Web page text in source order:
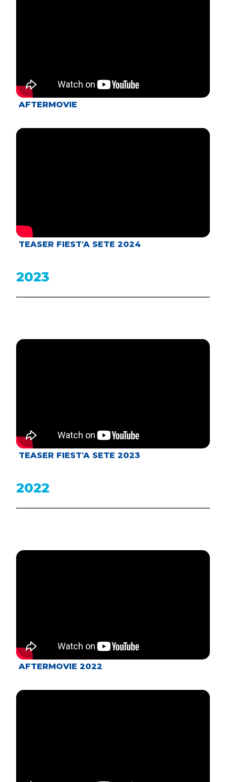
AFTERMOVIE
TEASER FIEST'A SETE 2024
2023
TEASER FIEST'A SETE 2023
2022
AFTERMOVIE 2022